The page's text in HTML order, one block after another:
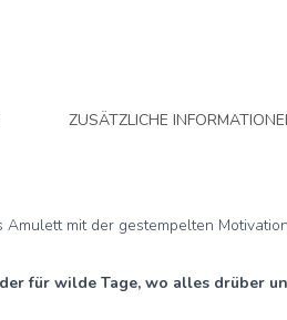
ZUSÄTZLICHE
Amulett mit der gestempelten
für wilde Tage, wo alles drüber